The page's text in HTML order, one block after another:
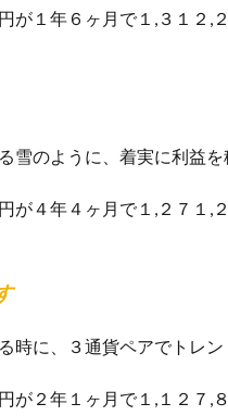
が１年６ヶ月で１,３１２,
雪のように、着実に利益
が４年４ヶ月で１,２７１,
時に、３通貨ペアでトレン
が２年１ヶ月で１,１２７,